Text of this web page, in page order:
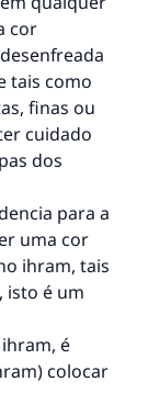
cor
tais como
finas ou
cuidado
dos
para a
uma cor
ihram, tais
isto é um
é
colocar